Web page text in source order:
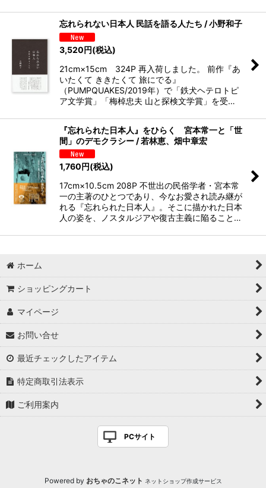
忘れられない日本人 民話を語る人たち / 小野和子
3,520円(税込)
21cm×15cm 324P 再入荷しました。 前作『あ
いたくて ききたくて 旅にでる』
（PUMPQUAKES/2019年）で「鉄犬ヘテロトピ
ア文学賞」「梅棹忠夫 山と探検文学賞」を受…
『忘れられた日本人』をひらく 宮本常一と「世
間」のデモクラシー / 若林恵、畑中章宏
1,760円(税込)
17cm×10.5cm 208P 不世出の民俗学者・宮本常
一の主著のひとつであり、今なお愛され読み継が
れる『忘れられた日本人』。そこに描かれた日本
人の姿を、ノスタルジアや復古主義に陥ること…
ホーム
ショッピングカート
マイページ
お問い合せ
最近チェックしたアイテム
特定商取引法表示
ご利用案内
PCサイト
Powered by おちゃのこネット ネットショップ作成サービス